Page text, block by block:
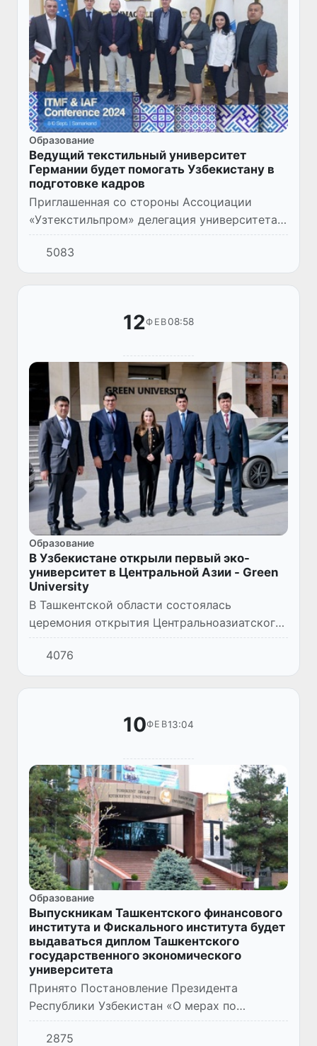
Образование
Ведущий текстильный университет
Германии будет помогать Узбекистану в
подготовке кадров
Приглашенная со стороны Ассоциации
«Узтекстильпром» делегация университета
Hochschule Albstadt, специализированного на
подготовке кадров для вязального
производства, находится в Уз...
5083
12ФЕВ08:58
Образование
В Узбекистане открыли первый эко-
университет в Центральной Азии - Green
University
В Ташкентской области состоялась
церемония открытия Центральноазиатского
университета окружающей среды и
изменения климата (Green University).
4076
10ФЕВ13:04
Образование
Выпускникам Ташкентского финансового
института и Фискального института будет
выдаваться диплом Ташкентского
государственного экономического
университета
Принято Постановление Президента
Республики Узбекистан «О мерах по
коренному совершенствованию системы
подготовки кадров для сфер экономики»
2875